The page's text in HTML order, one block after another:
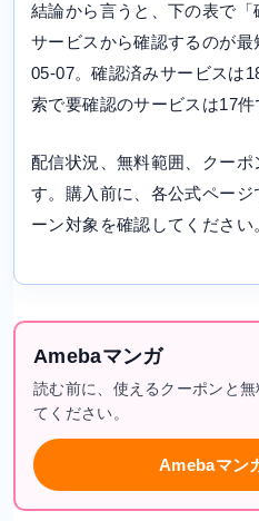
結論から言うと、下の表で
サービスから確認するのが
05-07。確認済みサービスは
索で要確認のサービスは17件
配信状況、無料範囲、クー
す。購入前に、各公式ペー
ーン対象を確認してください
Amebaマンガ
読む前に、使えるクーポンと
てください。
Amebaマン